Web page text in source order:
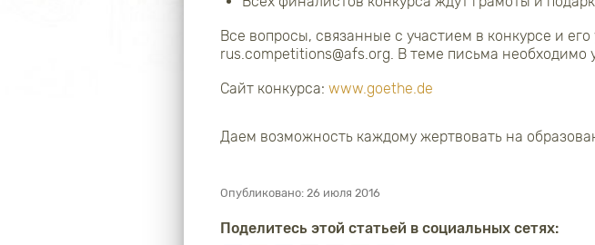
Все вопросы, связанные с участием в конкурсе и
rus.competitions@afs.org. В теме письма необходимо
Сайт конкурса: www.goethe.de
Даем возможность каждому жертвовать на
Опубликовано: 26 июля 2016
Поделитесь этой статьей в социальных сетях: